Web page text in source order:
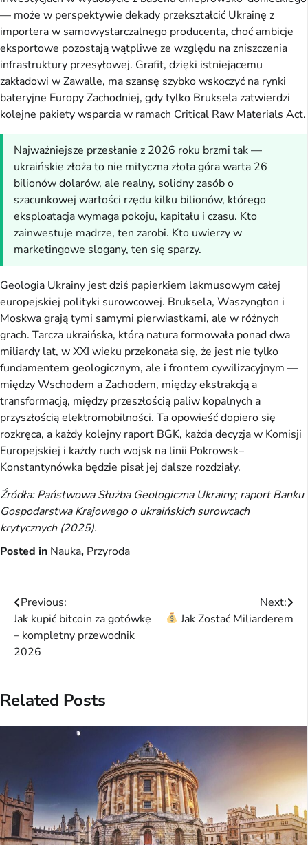
— może w perspektywie dekady przekształcić Ukrainę z
importera w samowystarczalnego producenta, choć ambicje
eksportowe pozostają wątpliwe ze względu na zniszczenia
infrastruktury przesyłowej. Grafit, dzięki istniejącemu
zakładowi w Zawalle, ma szansę szybko wskoczyć na rynki
bateryjne Europy Zachodniej, gdy tylko Bruksela zatwierdzi
kolejne pakiety wsparcia w ramach Critical Raw Materials Act.
Najważniejsze przesłanie z 2026 roku brzmi tak —
ukraińskie złoża to nie mityczna złota góra warta 26
bilionów dolarów, ale realny, solidny zasób o
szacunkowej wartości rzędu kilku bilionów, którego
eksploatacja wymaga pokoju, kapitału i czasu. Kto
zainwestuje mądrze, ten zarobi. Kto uwierzy w
marketingowe slogany, ten się sparzy.
Geologia Ukrainy jest dziś papierkiem lakmusowym całej
europejskiej polityki surowcowej. Bruksela, Waszyngton i
Moskwa grają tymi samymi pierwiastkami, ale w różnych
grach. Tarcza ukraińska, którą natura formowała ponad dwa
miliardy lat, w XXI wieku przekonała się, że jest nie tylko
fundamentem geologicznym, ale i frontem cywilizacyjnym —
między Wschodem a Zachodem, między ekstrakcją a
transformacją, między przeszłością paliw kopalnych a
przyszłością elektromobilności. Ta opowieść dopiero się
rozkręca, a każdy kolejny raport BGK, każda decyzja w Komisji
Europejskiej i każdy ruch wojsk na linii Pokrowsk–
Konstantynówka będzie pisał jej dalsze rozdziały.
Źródła: Państwowa Służba Geologiczna Ukrainy; raport Banku
Gospodarstwa Krajowego o ukraińskich surowcach
krytycznych (2025).
Posted in Nauka, Przyroda
Nawigacja
wpisu
Previous:
Jak kupić bitcoin za gotówkę
– kompletny przewodnik
2026
Next:
Jak Zostać Miliarderem
Related Posts